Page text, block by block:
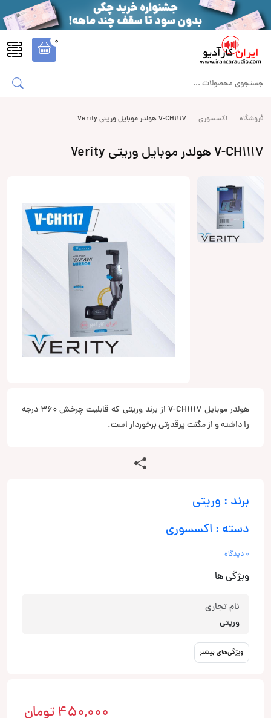
0
فروشگاه اکسسوری V-CH1117 هولدر موبایل وریتی Verity
V-CH1117 هولدر موبایل وریتی Verity
هولدر موبایل V-CH1117 از برند وریتی که قابلیت چرخش 360 درجه
را داشته و از مگنت پرقدرتی برخوردار است.
برند : وریتی
دسته : اکسسوری
0 دیدگاه
ویژگی ها
نام تجاری
وریتی
ویژگی‌های بیشتر
450,000 تومان